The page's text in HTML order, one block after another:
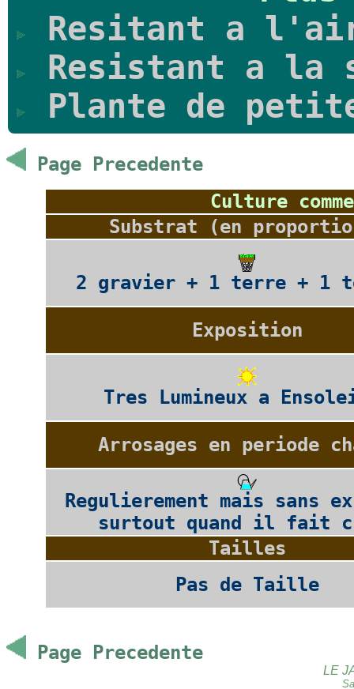
Resitant a
Resistant a la
Plante de
Page Precedente
Culture
Substrat (en
2 gravier + 1 terre + 1
Exposition
Tres Lumineux a
Arrosages en periode
Regulierement mais sans
surtout quand il fait
Tailles
Pas de Taille
Page Precedente
LE